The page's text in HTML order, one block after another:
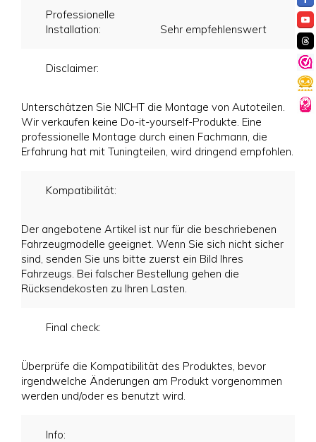
Professionelle
Installation:
Sehr empfehlenswert
Disclaimer:
Unterschätzen Sie NICHT die Montage von Autoteilen.
Wir verkaufen keine Do-it-yourself-Produkte. Eine
professionelle Montage durch einen Fachmann, die
Erfahrung hat mit Tuningteilen, wird dringend empfohlen.
Kompatibilität:
Der angebotene Artikel ist nur für die beschriebenen
Fahrzeugmodelle geeignet. Wenn Sie sich nicht sicher
sind, senden Sie uns bitte zuerst ein Bild Ihres
Fahrzeugs. Bei falscher Bestellung gehen die
Rücksendekosten zu Ihren Lasten.
Final check:
Überprüfe die Kompatibilität des Produktes, bevor
irgendwelche Änderungen am Produkt vorgenommen
werden und/oder es benutzt wird.
Info: